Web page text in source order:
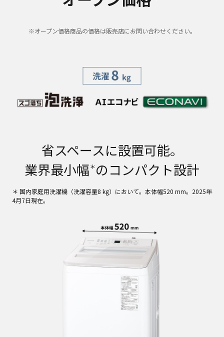
※オープン価格商品の価格は販売店にお問い合わせください。
省スペースに設置可能。
業界最小幅＊のコンパクト設計
＊ 国内家庭用洗濯機（洗濯容量8 kg）において。本体幅520 mm。2025年
4月7日現在。